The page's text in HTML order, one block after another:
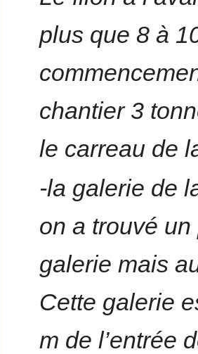
plus que 8 à
chantier 3
le carreau de
-la galerie de
on a trouvé
galerie mais
Cette galerie
m de l’entrée